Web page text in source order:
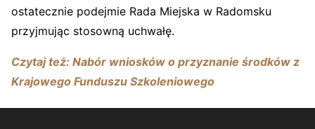
ostatecznie podejmie Rada Miejska w Radomsku
przyjmując stosowną uchwałę.
Czytaj też: Nabór wniosków o przyznanie środków z
Krajowego Funduszu Szkoleniowego